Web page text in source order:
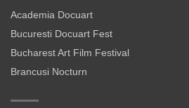
Academia Docuart
Bucuresti Docuart Fest
Bucharest Art Film Festival
Brancusi Nocturn